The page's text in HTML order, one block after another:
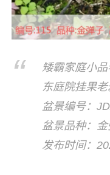
矮霸家庭小
东庭院挂果
盆景编号：
盆景品种：
发布时间：